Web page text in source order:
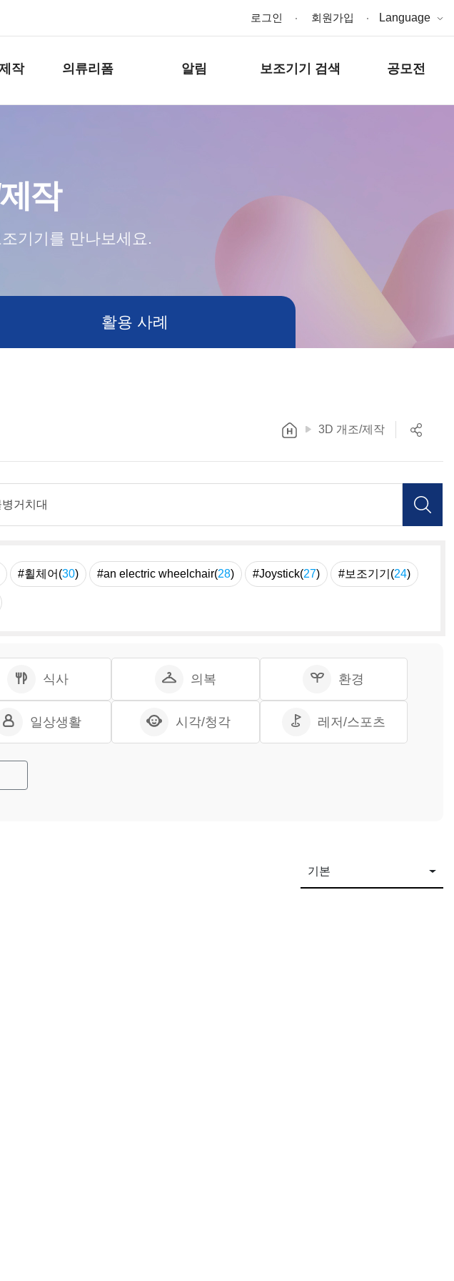
로그인 회원가입 Language
작 의류리폼 알림 보조기기 검색 공모전
작
기기를 만나보세요.
활용 사례
3D 개조/제작
#휠체어(30) #an electric wheelchair(28) #Joystick(27) #보조기기(24)
식사 의복 환경
일상생활 시각/청각 레저/스포츠
기본